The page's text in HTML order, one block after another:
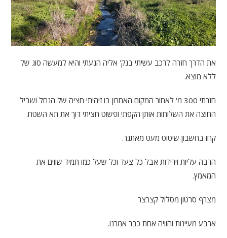
את הדרך חזרה לרכב עשיתי בנק' אליה הגעתי והיא למעשה סוג של
ללא מוצא.
חזרתי 300 מ' לאחור המקום האחרון בו זיהיתי חציה של הנחל ושביל
החוצה את השלוחות אותן הקפתי ופשוט חציתי דוך את תא השטח.
קחו בחשבון שיטוט מעט מאתגר.
הרבה עליות וירידות אבל כל צעד וכל שעל כמו תמיד שווים את
המאמץ.
מצרף סרטון מסלול קצרצר
ארבע מעיינות והוויה אחת כבר אמרנו.